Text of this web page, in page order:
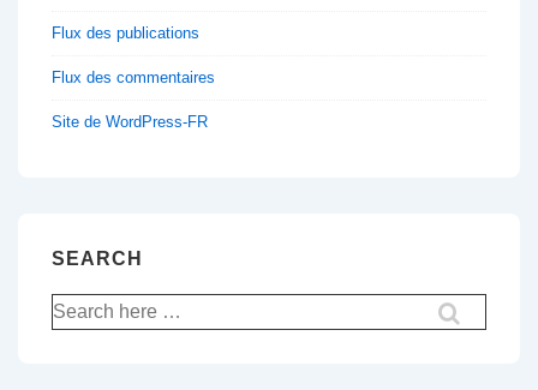
Flux des publications
Flux des commentaires
Site de WordPress-FR
SEARCH
Recherche
pour: